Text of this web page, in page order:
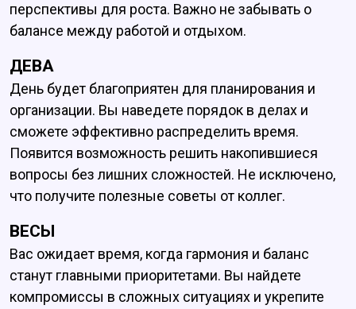
перспективы для роста. Важно не забывать о
балансе между работой и отдыхом.
ДЕВА
День будет благоприятен для планирования и
организации. Вы наведете порядок в делах и
сможете эффективно распределить время.
Появится возможность решить накопившиеся
вопросы без лишних сложностей. Не исключено,
что получите полезные советы от коллег.
ВЕСЫ
Вас ожидает время, когда гармония и баланс
станут главными приоритетами. Вы найдете
компромиссы в сложных ситуациях и укрепите